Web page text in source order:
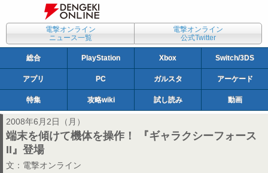
電撃オンライン
ニュース一覧
電撃オンライン
公式Twitter
総合 PlayStation Xbox Switch/3DS
アプリ PC ガルスタ アーケード
特集 攻略wiki 試し読み 動画
2008年6月2日（月）
端末を傾けて機体を操作！ 『ギャラクシーフォース
II』登場
文： 電撃オンライン